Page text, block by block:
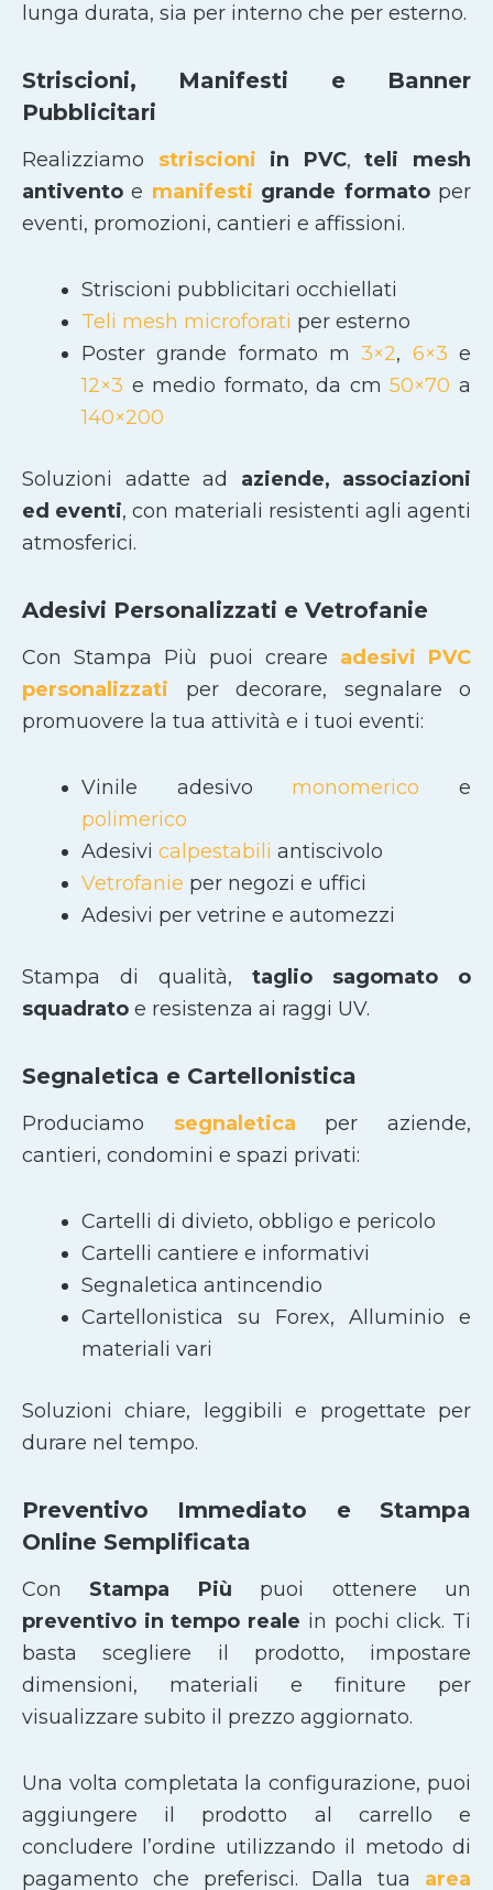
lunga durata, sia per interno che per esterno.
Striscioni, Manifesti e Banner
Pubblicitari
Realizziamo striscioni in PVC,teli mesh
antivento e manifesti grande formatoper
eventi, promozioni, cantieri e affissioni.
Striscioni pubblicitari occhiellati
Teli mesh microforati per esterno
Poster grande formato m3×2, 6×3 e
12×3 e medio formato, da cm50×70 a
140×200
Soluzioni adatte ad aziende, associazioni
ed eventi, con materiali resistenti agli agenti
atmosferici.
Adesivi Personalizzati e Vetrofanie
Con Stampa Più puoi creare adesivi PVC
personalizzati per decorare, segnalare o
promuovere la tua attività e i tuoi eventi:
Vinile adesivo monomerico e
polimerico
Adesivi calpestabili antiscivolo
Vetrofanie per negozi e uffici
Adesivi per vetrine e automezzi
Stampa di qualità, taglio sagomato
o
squadrato e resistenza ai raggi UV.
Segnaletica e Cartellonistica
Produciamo segnaletica per aziende,
cantieri, condomini e spazi privati:
Cartelli di divieto, obbligo e pericolo
Cartelli cantiere e informativi
Segnaletica antincendio
Cartellonistica su Forex, Alluminio e
materiali vari
Soluzioni chiare, leggibili e progettate per
durare nel tempo.
Preventivo Immediato e Stampa
Online Semplificata
Con Stampa Più puoi ottenere un
preventivo in tempo reale in pochi click. Ti
basta scegliere il prodotto, impostare
dimensioni, materiali e finiture per
visualizzare subito il prezzo aggiornato.
Una volta completata la configurazione, puoi
aggiungere il prodotto al carrello e
concludere l’ordine utilizzando il metodo di
pagamento che preferisci. Dalla tua area